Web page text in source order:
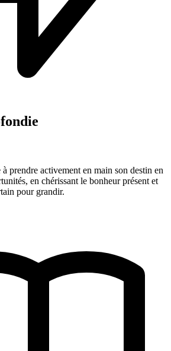
prendre activement en main son destin en
en chérissant le bonheur présent et
pour grandir.